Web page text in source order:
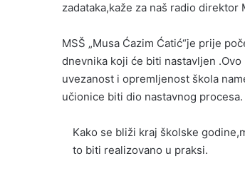
zadataka,kaže za naš radio direktor
MSŠ „Musa Ćazim Ćatić“je prije
dnevnika koji će biti nastavljen
uvezanost i opremljenost škola
učionice biti dio nastavnog procesa.
Kako se bliži kraj školske
to biti realizovano u praksi.